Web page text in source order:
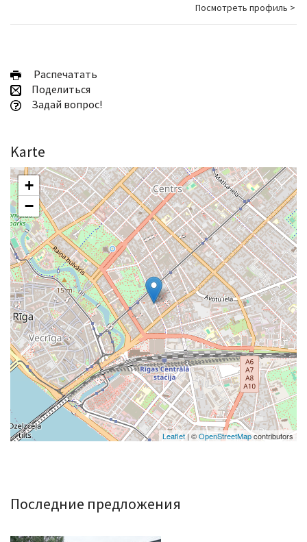
Посмотреть профиль >
Pаспечатать
Поделиться
Задай вопрос!
Karte
+
−
Leaflet| ©OpenStreetMapcontributors
Последние предложения